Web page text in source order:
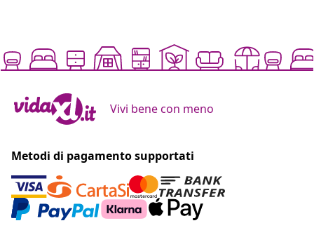
Vivi bene con meno
Metodi di pagamento supportati